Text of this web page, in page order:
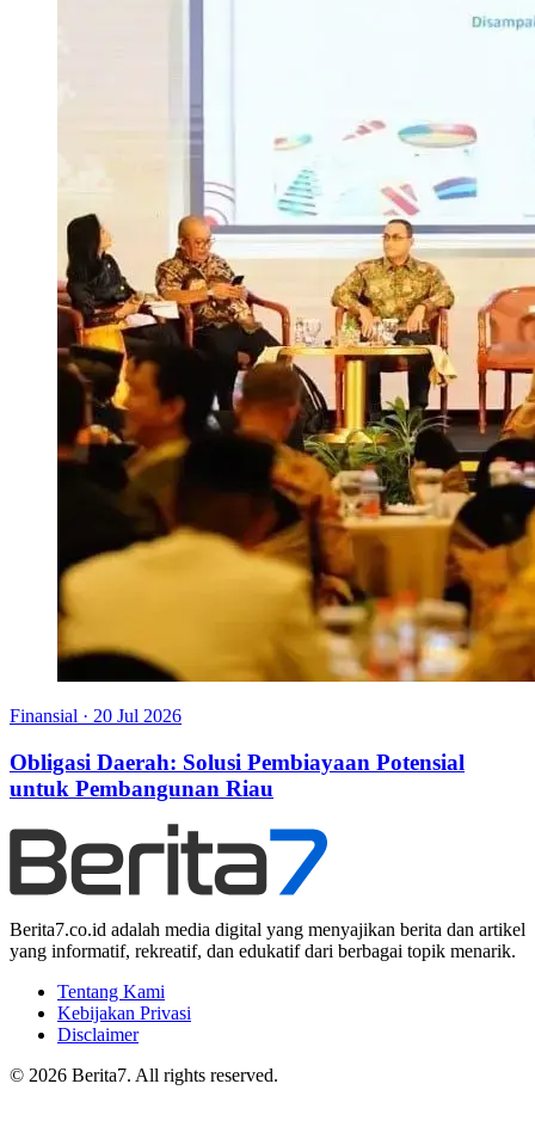
Finansial · 20 Jul 2026
Obligasi Daerah: Solusi Pembiayaan Potensial
untuk Pembangunan Riau
Berita7.co.id adalah media digital yang menyajikan berita dan artikel
yang informatif, rekreatif, dan edukatif dari berbagai topik menarik.
Tentang Kami
Kebijakan Privasi
Disclaimer
© 2026 Berita7. All rights reserved.